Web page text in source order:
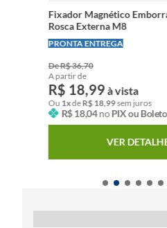
Fixador Magnético
Rosca Externa M8
LEVE + PAGUE -
PRONTA ENTREGA
DeR$36,70
A partir de
R$ 18,99 à vista
Ou 1xdeR$ 18,99sem juros
R$ 18,04noPIX ou Boleto
VER